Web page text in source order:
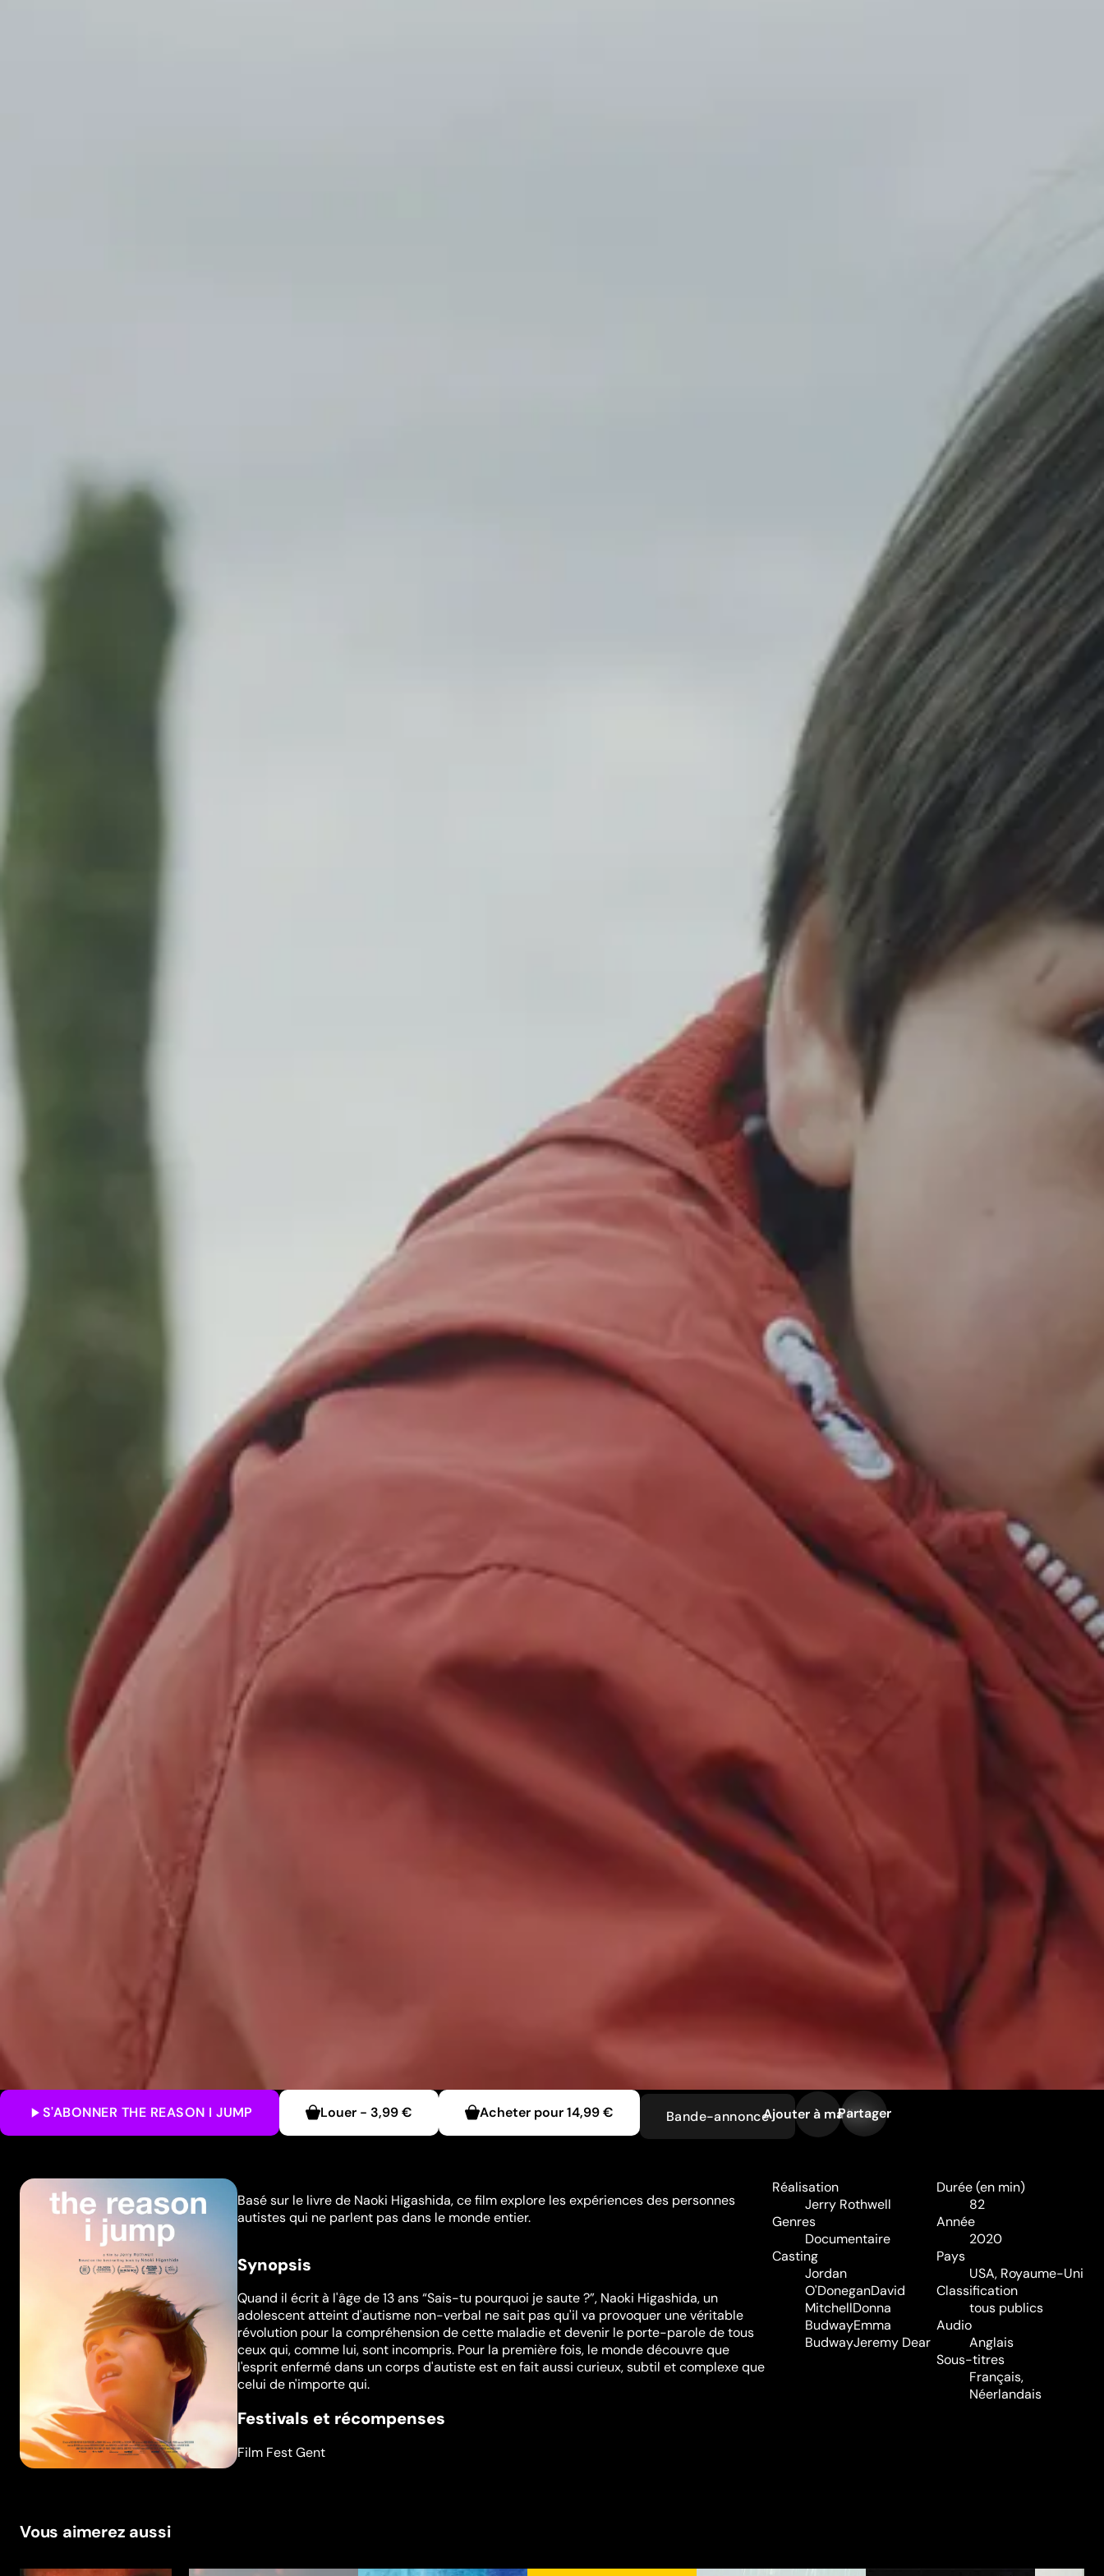
S'ABONNER THE REASON I JUMP Louer- 3,99 € Acheter pour14,99 € Bande-annonceAjouter à ma liste
Partager
Basé sur le livre de Naoki Higashida, ce film explore les expériences des personnes
autistes qui ne parlent pas dans le monde entier.
Synopsis
Quand il écrit à l'âge de 13 ans “Sais-tu pourquoi je saute ?”, Naoki Higashida, un
adolescent atteint d'autisme non-verbal ne sait pas qu'il va provoquer une véritable
révolution pour la compréhension de cette maladie et devenir le porte-parole de tous
ceux qui, comme lui, sont incompris. Pour la première fois, le monde découvre que
l'esprit enfermé dans un corps d'autiste est en fait aussi curieux, subtil et complexe que
celui de n'importe qui.
Festivals et récompenses
Film Fest Gent
Réalisation
Jerry Rothwell
Genres
Documentaire
Casting
Jordan
O'DoneganDavid
MitchellDonna
BudwayEmma
BudwayJeremy Dear
Durée (en min)
82
Année
2020
Pays
USA, Royaume-Uni
Classification
tous publics
Audio
Anglais
Sous-titres
Français,
Néerlandais
Vous aimerez aussi